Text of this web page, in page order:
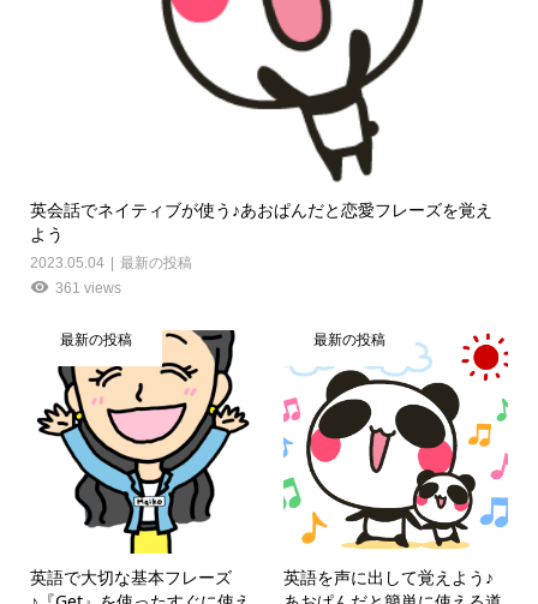
英会話でネイティブが使う♪あおぱんだと恋愛フレーズを覚え
よう
2023.05.04
最新の投稿
361 views
最新の投稿
英語で大切な基本フレーズ
最新の投稿
英語を声に出して覚えよう♪